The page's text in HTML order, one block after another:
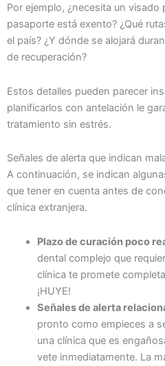
Por ejemplo, ¿necesita un visado
pasaporte está exento? ¿Qué
el país? ¿Y dónde se alojará
de recuperación?
Estos detalles pueden parecer
planificarlos con antelación le
tratamiento sin estrés.
Señales de alerta que indican
A continuación, se indican
que tener en cuenta antes de
clínica extranjera.
Plazo de curación poco
dental complejo que
clínica te promete
¡HUYE!
Señales de alerta
pronto como empieces a
una clínica que es
vete inmediatamente. La